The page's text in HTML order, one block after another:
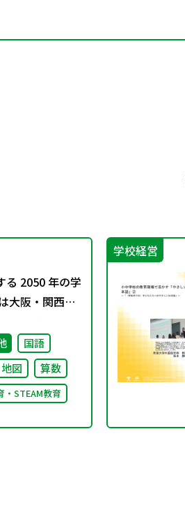
る 2050 年の学
大阪・関西万
パビリオ
します～
国語
地図 算数
・STEAM教育
学校経営